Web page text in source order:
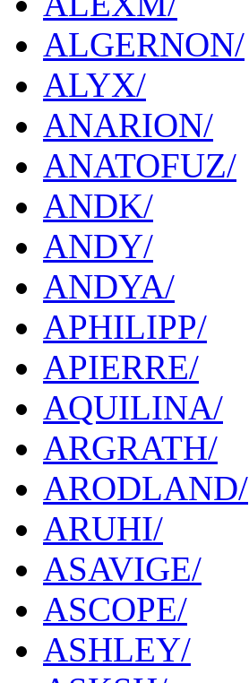
ALGERNON/
ALYX/
ANARION/
ANATOFUZ/
ANDK/
ANDY/
ANDYA/
APHILIPP/
APIERRE/
AQUILINA/
ARGRATH/
ARODLAND/
ARUHI/
ASAVIGE/
ASCOPE/
ASHLEY/